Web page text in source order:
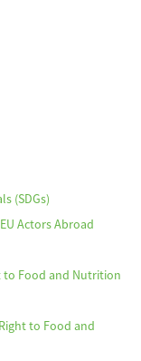
(SDGs)
Actors Abroad
to Food and Nutrition
to Food and